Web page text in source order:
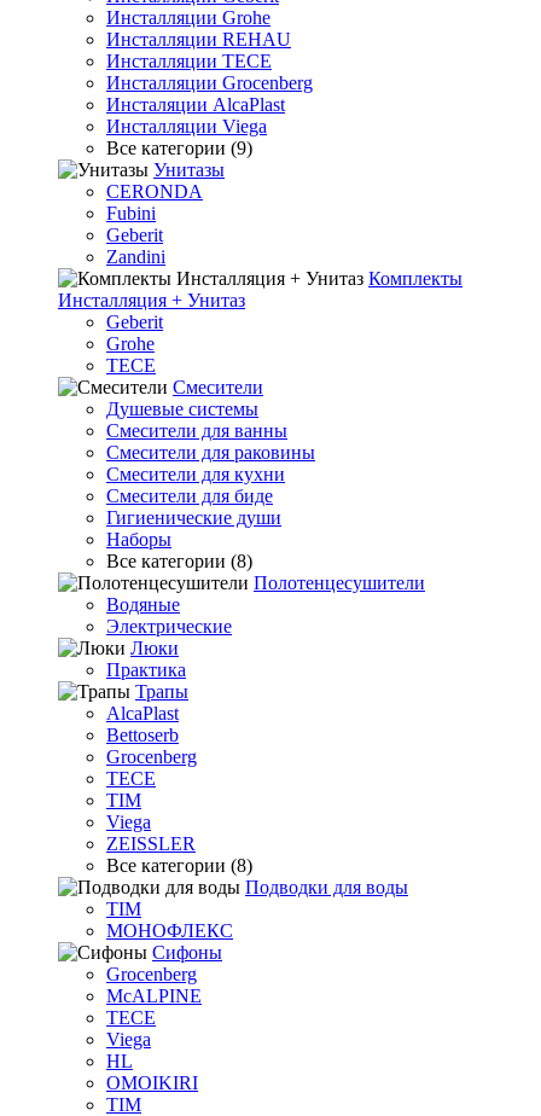
Инсталляции Grohe
Инсталляции REHAU
Инсталляции TECE
Инсталляции Grocenberg
Инсталяции AlcaPlast
Инсталляции Viega
Все категории (9)
Унитазы
CERONDA
Fubini
Geberit
Zandini
Комплекты
Инсталляция + Унитаз
Geberit
Grohe
TECE
Смесители
Душевые системы
Смесители для ванны
Смесители для раковины
Смесители для кухни
Смесители для биде
Гигиенические души
Наборы
Все категории (8)
Полотенцесушители
Водяные
Электрические
Люки
Практика
Трапы
AlcaPlast
Bettoserb
Grocenberg
TECE
TIM
Viega
ZEISSLER
Все категории (8)
Подводки для воды
TIM
МОНОФЛЕКС
Сифоны
Grocenberg
McALPINE
TECE
Viega
HL
OMOIKIRI
TIM